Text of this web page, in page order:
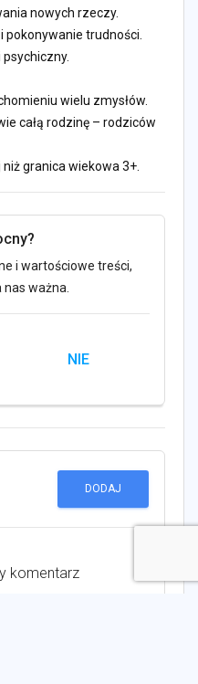
nowych rzeczy.
pokonywanie trudności.
psychiczny.
wielu zmysłów.
całą rodzinę – rodziców
granica wiekowa 3+.
i wartościowe treści,
ważna.
NIE
DODAJ
komentarz